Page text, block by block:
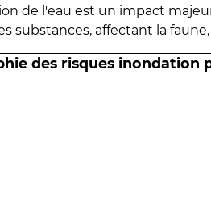
de l'eau est un impact
substances, affectant la
des risques inondation